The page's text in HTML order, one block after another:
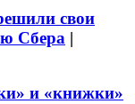
свои
Сбера |
и «книжки»